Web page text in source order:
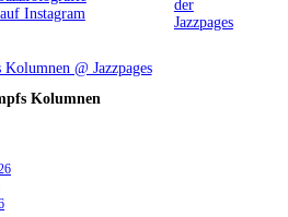
Kolumnen